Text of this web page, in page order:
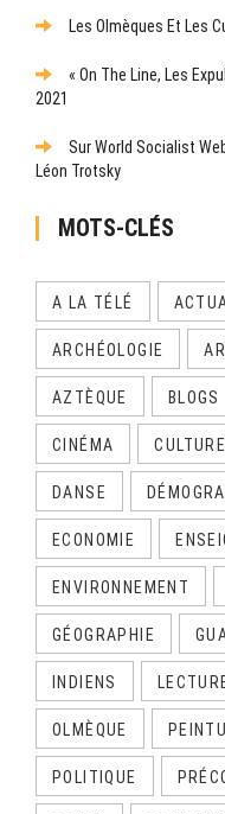
Les Olmèques Et Les
« On The Line, Les
2021
Sur World Socialist
Léon Trotsky
MOTS-CLÉS
A LA TÉLÉ
ARCHÉOLOGIE
AZTÈQUE BLOGS
CINÉMA CULTURE
DANSE
ECONOMIE
ENVIRONNEMENT
GÉOGRAPHIE
INDIENS
OLMÈQUE
POLITIQUE